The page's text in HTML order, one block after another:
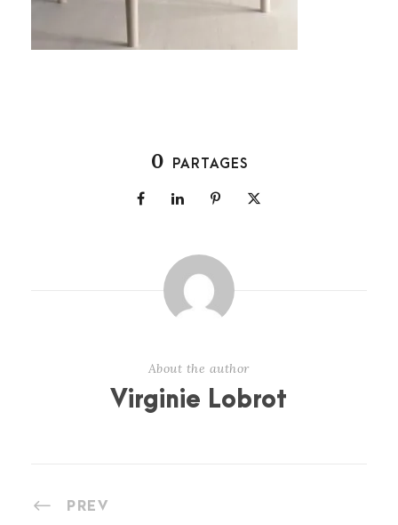
0 PARTAGES
About the author
Virginie Lobrot
PREV